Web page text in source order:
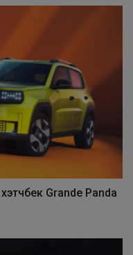
Grande Panda